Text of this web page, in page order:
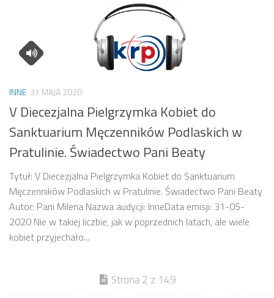
INNE 31 MAJA 2020
V Diecezjalna Pielgrzymka Kobiet do
Sanktuarium Męczenników Podlaskich w
Pratulinie. Świadectwo Pani Beaty
Tytuł: V Diecezjalna Pielgrzymka Kobiet do Sanktuarium
Męczenników Podlaskich w Pratulinie. Świadectwo Pani Beaty
Autor: Pani Milena Nazwa audycji: InneData emisji: 31-05-
2020 Nie w takiej liczbie, jak w poprzednich latach, ale wiele
kobiet przyjechało...
Strona 2 z 149